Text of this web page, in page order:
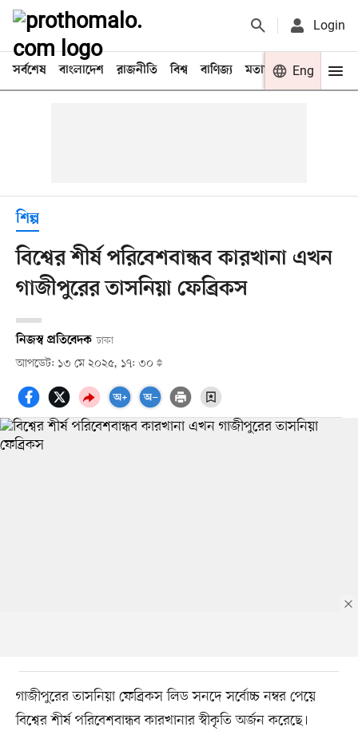
Login
সর্বশেষ বাংলাদেশ রাজনীতি বিশ্ব বাণিজ্য মতামত খেলা
Eng
শিল্প
বিশ্বের শীর্ষ পরিবেশবান্ধব কারখানা এখন
গাজীপুরের তাসনিয়া ফেব্রিকস
নিজস্ব প্রতিবেদক ঢাকা
আপডেট: ১৩ মে ২০২৫, ১৭: ৩০
গাজীপুরের তাসনিয়া ফেব্রিকস লিড সনদে সর্বোচ্চ নম্বর পেয়ে
বিশ্বের শীর্ষ পরিবেশবান্ধব কারখানার স্বীকৃতি অর্জন করেছে।